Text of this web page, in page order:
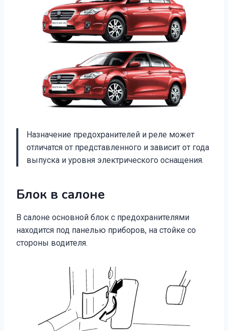
Назначение предохранителей и реле может
отличатся от представленного и зависит от года
выпуска и уровня электрического оснащения.
Блок в салоне
В салоне основной блок с предохранителями
находится под панелью приборов, на стойке со
стороны водителя.